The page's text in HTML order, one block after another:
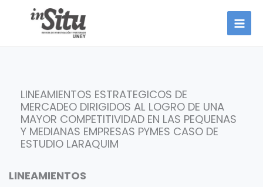
LINEAMIENTOS ESTRATEGICOS DE
MERCADEO DIRIGIDOS AL LOGRO DE UNA
MAYOR COMPETITIVIDAD EN LAS PEQUENAS
Y MEDIANAS EMPRESAS PYMES CASO DE
ESTUDIO LARAQUIM
LINEAMIENTOS